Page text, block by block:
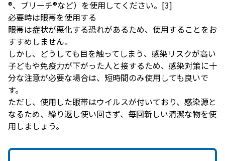
®️、ブリーチ®️など）を使用してください。 [3]
必要時は眼帯を使用する
眼帯は症状が悪化する恐れがあるため、使用することをお
すすめしません。
しかし、どうしても目を触ってしまう、感染リスクが高い
子どもや免疫力が下がった人と接するため、感染対策に十
分な注意が必要な場合は、短時間のみ使用しても良いで
す。
ただし、使用した眼帯はウイルスが付いており、感染源と
なるため、繰り返し使い回さず、毎回新しい清潔な物を使
用しましょう。